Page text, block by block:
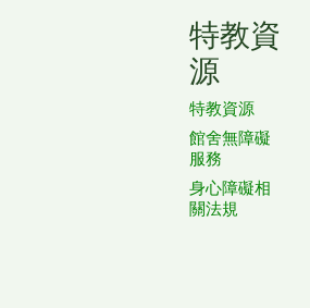
特教資
源
特教資源
館舍無障礙
服務
身心障礙相
關法規